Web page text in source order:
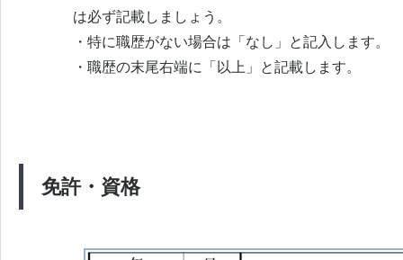
は必ず記載しましょう。
・特に職歴がない場合は「なし」と記入します。
・職歴の末尾右端に「以上」と記載します。
免許・資格